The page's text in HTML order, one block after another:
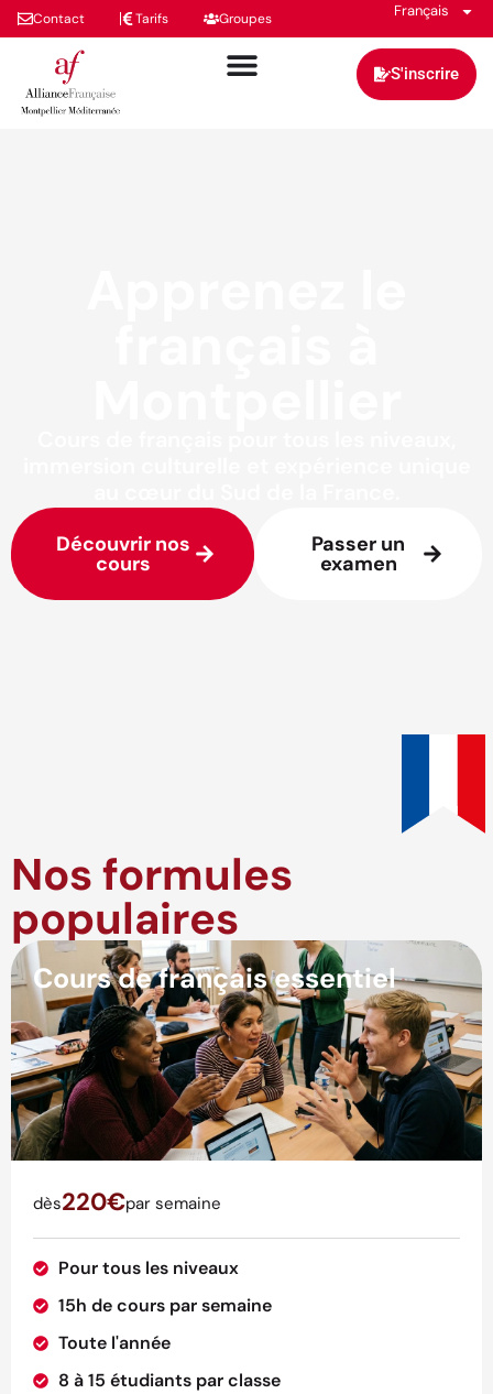
Contact Tarifs Groupes Français
S'inscrire
Découvrir nos
cours
Passer un
examen
Nos formules
populaires
Cours de français essentiel
dès220€par semaine
Pour tous les niveaux
15h de cours par semaine
Toute l'année
8 à 15 étudiants par classe